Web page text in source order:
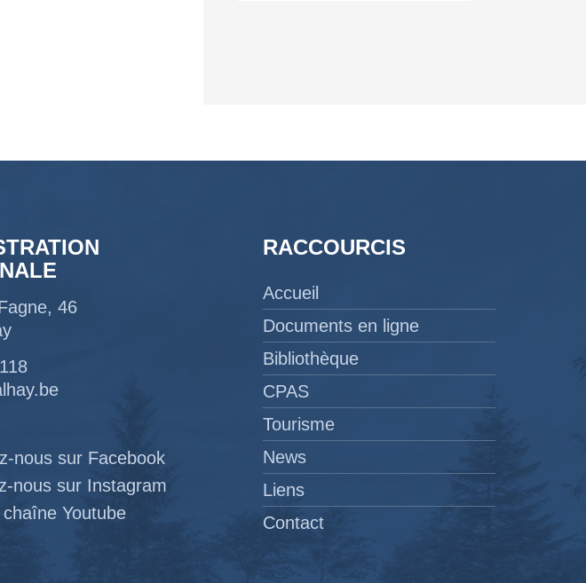
46
nous sur Facebook
nous sur Instagram
Youtube
RACCOURCIS
Accueil
Documents en ligne
Bibliothèque
CPAS
Tourisme
News
Liens
Contact